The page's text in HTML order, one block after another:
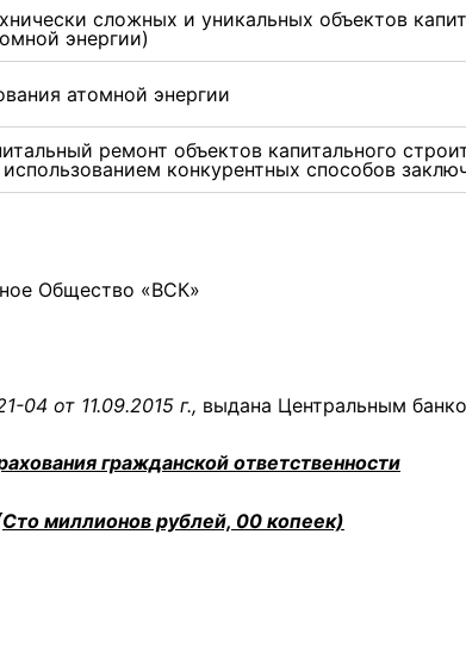
сложных и уникальных объектов
энергии)
атомной энергии
ремонт объектов капитального
конкурентных способов
Общество «ВСК»
04 от 11.09.2015 г., выдана Центральным
гражданской ответственности
миллионов рублей, 00 копеек)